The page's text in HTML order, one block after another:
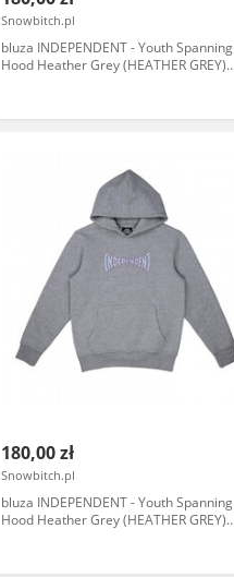
Snowbitch.pl
bluza INDEPENDENT - Youth Spanning
Hood Heather Grey (HEATHER GREY)
180,00 zł
Snowbitch.pl
bluza INDEPENDENT - Youth Spanning
Hood Heather Grey (HEATHER GREY)